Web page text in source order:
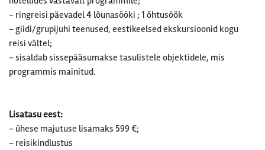
- ringreisi päevadel 4 lõunasööki ; 1 õhtusöök
- giidi/grupijuhi teenused, eestikeelsed ekskursioonid kogu
reisi vältel;
- sisaldab sissepääsumakse tasulistele objektidele, mis
programmis mainitud.
Lisatasu eest:
- ühese majutuse lisamaks 599 €;
- reisikindlustus